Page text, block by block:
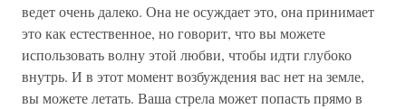
ведет очень далеко. Она не осуждает это, она принимает
это как естественное, но говорит, что вы можете
использовать волну этой любви, чтобы идти глубоко
внутрь. И в этот момент возбуждения вас нет на земле,
вы можете летать. Ваша стрела может попасть прямо в